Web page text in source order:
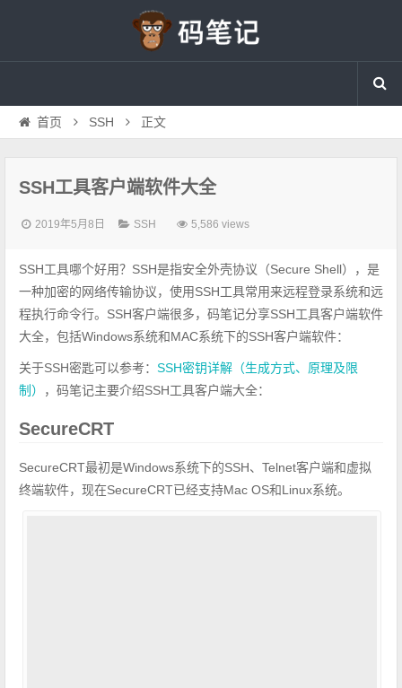
首页 SSH 正文
SSH工具客户端软件大全
2019年5月8日 SSH 5,586 views
SSH工具哪个好用？SSH是指安全外壳协议（Secure Shell），是
一种加密的网络传输协议，使用SSH工具常用来远程登录系统和远
程执行命令行。SSH客户端很多，码笔记分享SSH工具客户端软件
大全，包括Windows系统和MAC系统下的SSH客户端软件：
关于SSH密匙可以参考： SSH密钥详解（生成方式、原理及限
制）
，码笔记主要介绍SSH工具客户端大全：
SecureCRT
SecureCRT最初是Windows系统下的SSH、Telnet客户端和虚拟
终端软件，现在SecureCRT已经支持Mac OS和Linux系统。